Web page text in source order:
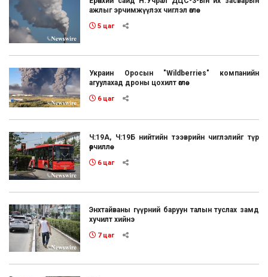
ажлыг эрчимжүүлэх чиглэл өглөө
5 цаг
Украин Оросын "Wildberries" компанийн
агуулахад дроны цохилт өглөө
6 цаг
Ч:19А, Ч:19Б нийтийн тээврийн чиглэлийг түр
өөрчиллөө
6 цаг
Энхтайваны гүүрний баруун талын туслах замд
хучилт хийнэ
7 цаг